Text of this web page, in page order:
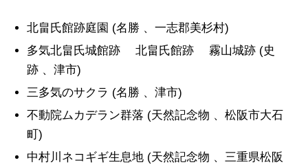
北畠氏館跡庭園 (名勝 、一志郡美杉村)
多気北畠氏城館跡 北畠氏館跡 霧山城跡 (史
跡 、津市)
三多気のサクラ (名勝 、津市)
不動院ムカデラン群落 (天然記念物 、松阪市大石
町)
中村川ネコギギ生息地 (天然記念物 、三重県松阪